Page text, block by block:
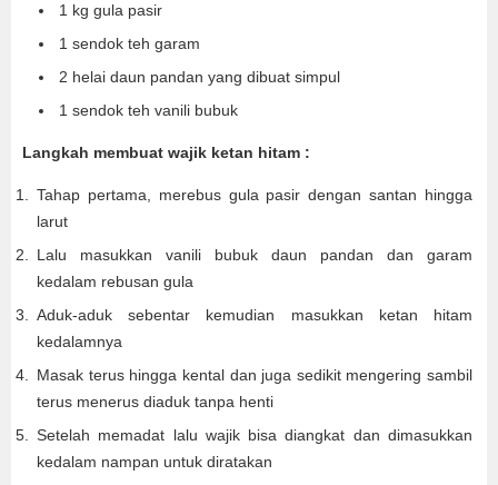
1 kg gula pasir
1 sendok teh garam
2 helai daun pandan yang dibuat simpul
1 sendok teh vanili bubuk
Langkah membuat wajik ketan hitam :
Tahap pertama, merebus gula pasir dengan santan hingga
larut
Lalu masukkan vanili bubuk daun pandan dan garam
kedalam rebusan gula
Aduk-aduk sebentar kemudian masukkan ketan hitam
kedalamnya
Masak terus hingga kental dan juga sedikit mengering sambil
terus menerus diaduk tanpa henti
Setelah memadat lalu wajik bisa diangkat dan dimasukkan
kedalam nampan untuk diratakan